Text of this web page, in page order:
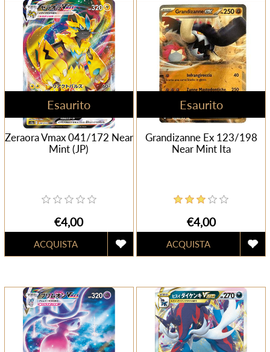
Esaurito
Zeraora Vmax 041/172 Near
Mint (JP)
€4,00
Esaurito
Grandizanne Ex 123/198
Near Mint Ita
€4,00